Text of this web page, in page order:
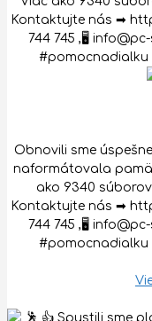
Obnovili sme
naformátovala
ako 9340
Kontaktujte nás ➡
744 745 ,🖥
#pomocnadialku